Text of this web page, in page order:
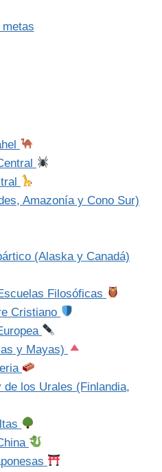
Amazonía y Cono Sur)
(Alaska y Canadá)
Filosóficas
Cristiano
y Mayas)
los Urales (Finlandia,